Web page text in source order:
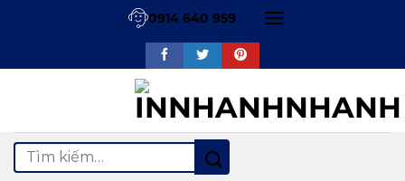
0914 640 959
Tìm
kiếm: